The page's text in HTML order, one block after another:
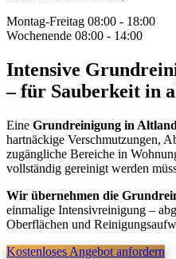
Montag-Freitag 08:00 - 18:00
Wochenende 08:00 - 14:00
Intensive
– für Sauberkeit in
Eine Grundreinigung in
hartnäckige Verschmutzungen,
zugängliche Bereiche in
vollständig gereinigt werden
Wir übernehmen die
einmalige Intensivreinigung –
Oberflächen und
Kostenloses Angebot anfordern